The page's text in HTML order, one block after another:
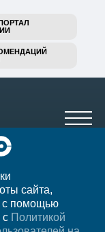
сайта,
с помощью
с Политикой